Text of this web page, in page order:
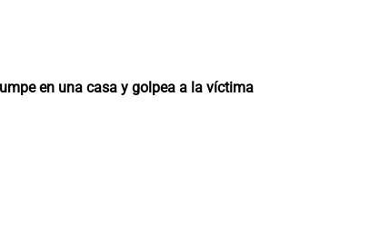
en una casa y golpea a la víctima